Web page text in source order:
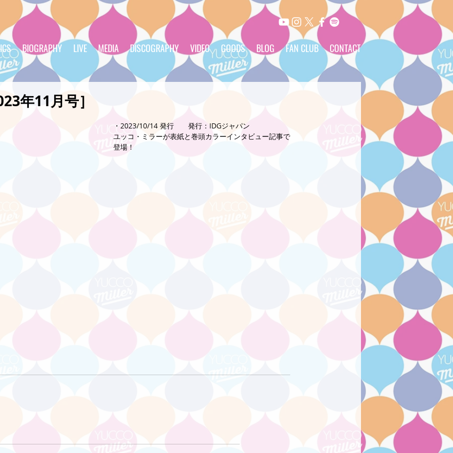
BIOGRAPHY LIVE MEDIA DISCOGRAPHY VIDEO GOODS BLOG FAN CLUB CONTACT
年11月号］
・2023/10/14 発行　　発行：IDGジャパン
ユッコ・ミラーが表紙と巻頭カラーインタビュー記事で
登場！